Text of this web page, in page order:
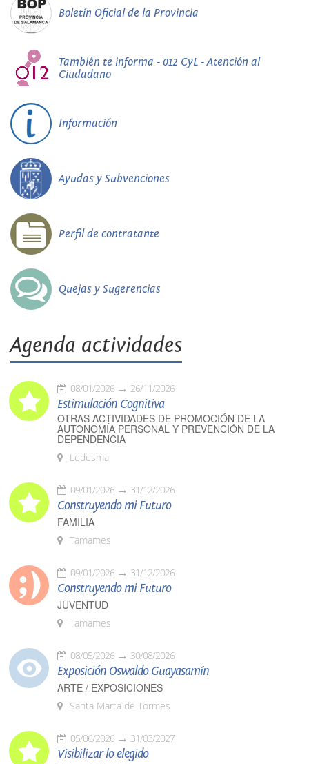
Boletín Oficial de la Provincia
También te informa - 012 CyL - Atención al
Ciudadano
Información
Ayudas y Subvenciones
Perfil de contratante
Quejas y Sugerencias
Agenda actividades
08/01/2026 26/11/2026
Estimulación Cognitiva
OTRAS ACTIVIDADES DE PROMOCIÓN DE LA
AUTONOMÍA PERSONAL Y PREVENCIÓN DE LA
DEPENDENCIA
Ledesma
09/01/2026 31/12/2026
Construyendo mi Futuro
FAMILIA
Tamames
09/01/2026 31/12/2026
Construyendo mi Futuro
JUVENTUD
Tamames
08/05/2026 30/08/2026
Exposición Oswaldo Guayasamín
ARTE / EXPOSICIONES
Santa Marta de Tormes
05/06/2026 31/03/2027
Visibilizar lo elegido